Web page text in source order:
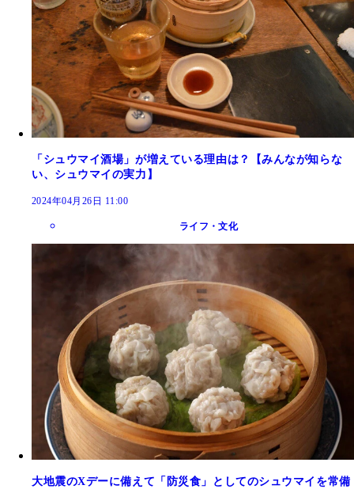
「シュウマイ酒場」が増えている理由は？【みんなが知らな
い、シュウマイの実力】
2024年04月26日 11:00
ライフ・文化
大地震のXデーに備えて「防災食」としてのシュウマイを常備